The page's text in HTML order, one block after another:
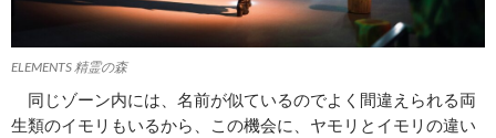
ELEMENTS 精霊の森
同じゾーン内には、名前が似ているのでよく間違えられる両
生類のイモリもいるから、この機会に、ヤモリとイモリの違い